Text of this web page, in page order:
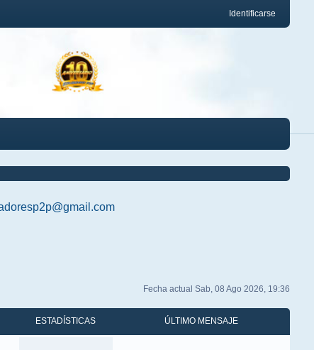
Identificarse
Fecha actual Sab, 08 Ago 2026, 19:36
ESTADÍSTICAS ÚLTIMO MENSAJE